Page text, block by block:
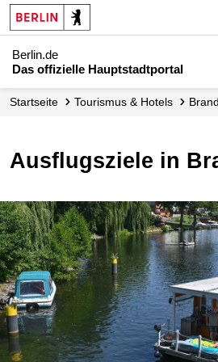
Berlin.de
Das offizielle Hauptstadtportal
Startseite Tourismus & Hotels
Ausflugsziele in